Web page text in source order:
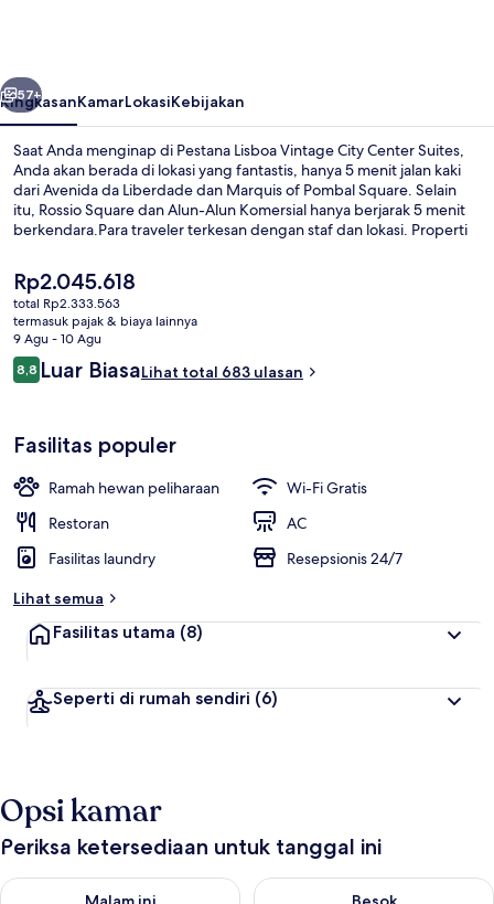
Suites
Berikutnya
57+
RingkasanKamarLokasiKebijakan
Saat Anda menginap di Pestana Lisboa Vintage City Center Suites,
Anda akan berada di lokasi yang fantastis, hanya 5 menit jalan kaki
dari Avenida da Liberdade dan Marquis of Pombal Square. Selain
itu, Rossio Square dan Alun-Alun Komersial hanya berjarak 5 menit
berkendara.Para traveler terkesan dengan staf dan lokasi. Properti
Pombal berjarak 3 menit dan Stasiun Rato berjarak 6 menit.
Harga
saat
ini
Rp2.045.618
Rp2.045.618
total Rp2.333.563
termasuk pajak & biaya lainnya
9 Agu - 10 Agu
Ulasan
8,88,8 dari 10
Luar BiasaLihat total 683 ulasan
Fasilitas populer
Ramah hewan peliharaan
Wi-Fi Gratis
Restoran
AC
Fasilitas laundry
Resepsionis 24/7
Lihat semua
Fasilitas utama (8)
Seperti di rumah sendiri (6)
Opsi kamar
Periksa ketersediaan untuk tanggal ini
Periksa ketersediaan untuk malam ini Agu 7 - Agu 8
Periksa ketersediaan untuk